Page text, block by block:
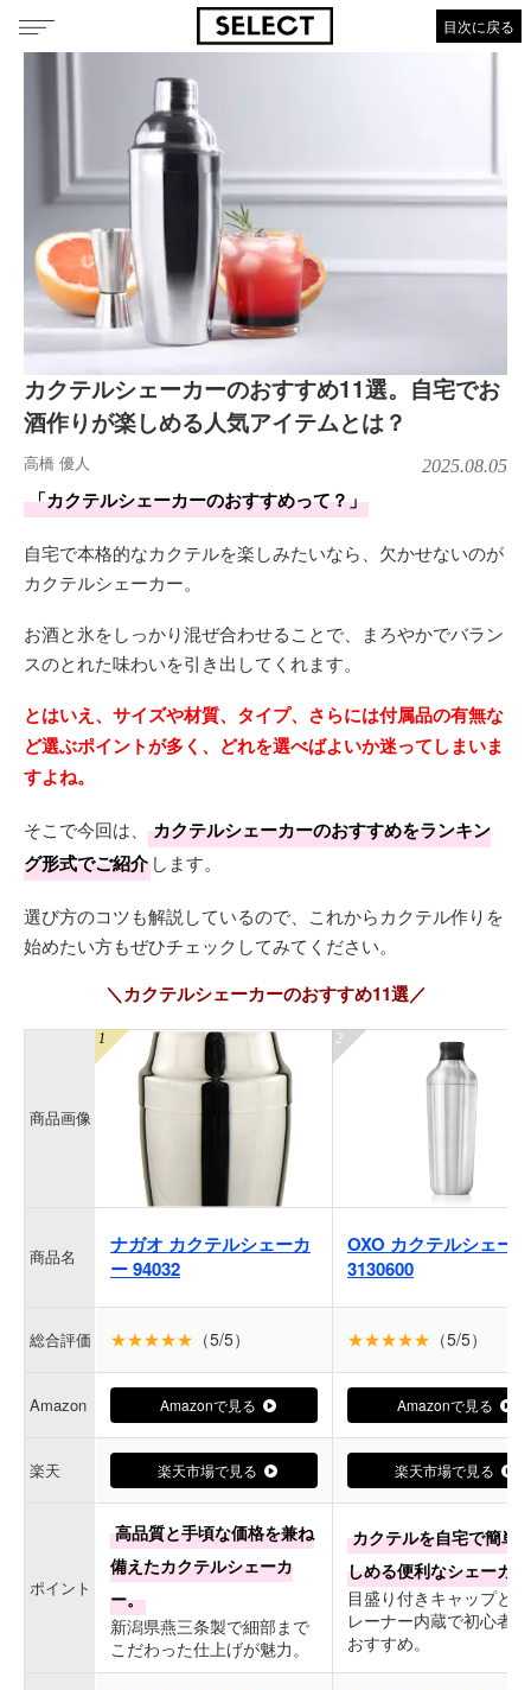
目次に戻る
カクテルシェーカーのおすすめ11選。自宅でお
酒作りが楽しめる人気アイテムとは？
高橋 優人 2025.08.05
「カクテルシェーカーのおすすめって？」
自宅で本格的なカクテルを楽しみたいなら、欠かせないのが
カクテルシェーカー。
お酒と氷をしっかり混ぜ合わせることで、まろやかでバラン
スのとれた味わいを引き出してくれます。
とはいえ、サイズや材質、タイプ、さらには付属品の有無な
ど選ぶポイントが多く、どれを選べばよいか迷ってしまいま
すよね。
そこで今回は、
カクテルシェーカーのおすすめをランキン
グ形式でご紹介 します。
選び方のコツも解説しているので、これからカクテル作りを
始めたい方もぜひチェックしてみてください。
＼カクテルシェーカーのおすすめ11選／
商品画像
商品名
ナガオ カクテルシェーカ
ー 94032
OXO カクテルシェー
3130600
総合評価 ★★★★★ （5/5） ★★★★★ （5/5）
Amazon Amazonで見る Amazonで見る
楽天 楽天市場で見る 楽天市場で見る
ポイント
高品質と手頃な価格を兼ね
備えたカクテルシェーカ
ー。
新潟県燕三条製で細部まで
こだわった仕上げが魅力。
カクテルを自宅で簡単
しめる便利なシェーカ
目盛り付きキャップと
レーナー内蔵で初心者
おすすめ。